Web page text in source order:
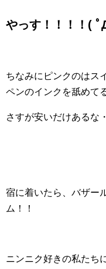
やっす！！！！( ﾟ
ちなみにピンクのはス
ペンのインクを舐めて
さすが安いだけあるな
宿に着いたら、バザー
ム！！
ニンニク好きの私たち